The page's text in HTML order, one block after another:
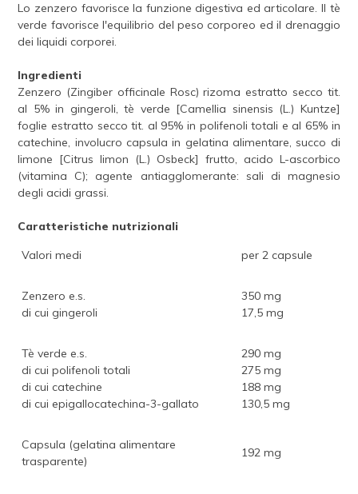
Lo zenzero favorisce la funzione digestiva ed articolare. Il tè
verde favorisce l'equilibrio del peso corporeo ed il drenaggio
dei liquidi corporei.
Ingredienti
Zenzero (Zingiber officinale Rosc) rizoma estratto secco tit.
al 5% in gingeroli, tè verde [Camellia sinensis (L.) Kuntze]
foglie estratto secco tit. al 95% in polifenoli totali e al 65% in
catechine, involucro capsula in gelatina alimentare, succo di
limone [Citrus limon (L.) Osbeck] frutto, acido L-ascorbico
(vitamina C); agente antiagglomerante: sali di magnesio
degli acidi grassi.
Caratteristiche nutrizionali
Valori medi
per 2 capsule
Zenzero e.s.
di cui gingeroli
350 mg
17,5 mg
Tè verde e.s.
di cui polifenoli totali
di cui catechine
di cui epigallocatechina-3-gallato
290 mg
275 mg
188 mg
130,5 mg
Capsula (gelatina alimentare
trasparente)
192 mg